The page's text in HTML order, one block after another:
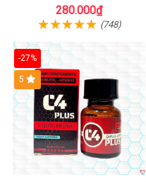
sinh lý tốt nhất
280.000₫
(748)
-27%
5